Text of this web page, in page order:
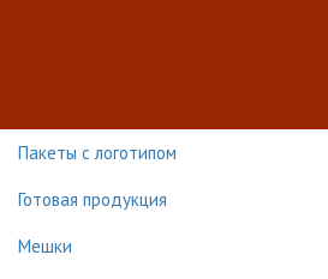
Пакеты с логотипом
Готовая продукция
Мешки